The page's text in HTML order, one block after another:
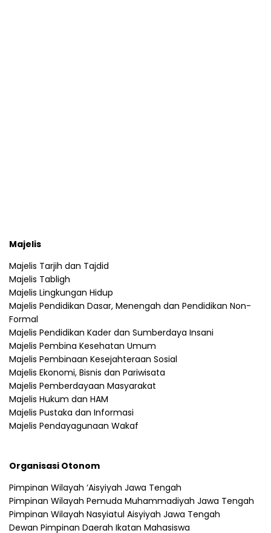
Majelis
Majelis Tarjih dan Tajdid
Majelis Tabligh
Majelis Lingkungan Hidup
Majelis Pendidikan Dasar, Menengah dan Pendidikan Non-
Formal
Majelis Pendidikan Kader dan Sumberdaya Insani
Majelis Pembina Kesehatan Umum
Majelis Pembinaan Kesejahteraan Sosial
Majelis Ekonomi, Bisnis dan Pariwisata
Majelis Pemberdayaan Masyarakat
Majelis Hukum dan HAM
Majelis Pustaka dan Informasi
Majelis Pendayagunaan Wakaf
Organisasi Otonom
Pimpinan Wilayah ‘Aisyiyah Jawa Tengah
Pimpinan Wilayah Pemuda Muhammadiyah Jawa Tengah
Pimpinan Wilayah Nasyiatul Aisyiyah Jawa Tengah
Dewan Pimpinan Daerah Ikatan Mahasiswa